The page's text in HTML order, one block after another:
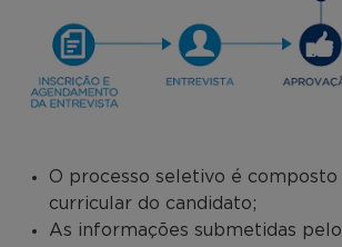
O processo seletivo é composto
curricular do candidato;
As informações submetidas